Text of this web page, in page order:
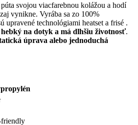
púta svojou viacfarebnou kolážou a hodí
vynikne. Vyrába sa zo 100%
upravené technológiami heatset a frisé .
na dotyk a má dlhšiu životnosť.
úprava alebo jednoduchá
friendly